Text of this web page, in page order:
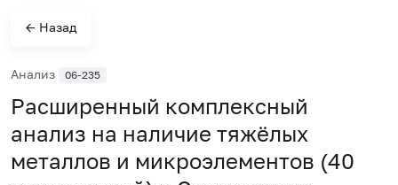
← Назад
Анализ 06-235
Расширенный комплексный
анализ на наличие тяжёлых
металлов и микроэлементов (40